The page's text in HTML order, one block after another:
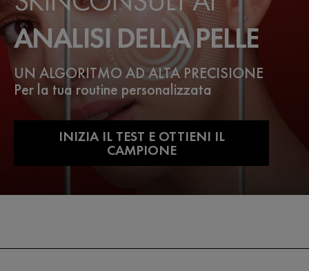
ANALISI DELLA PELLE
UN ALGORITMO AD ALTA PRECISIONE
Per la tua routine personalizzata
INIZIA IL TEST E OTTIENI IL
CAMPIONE